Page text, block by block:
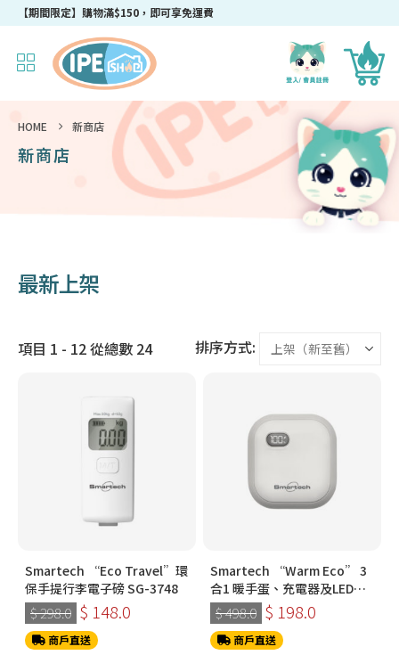
成為IPEshop會員，新會員即可獲得迎新$50購物優惠碼！
HOME 新商店
新商店
最新上架
項目 1 - 12 從總數 24 排序方式:
Smartech “Eco Travel”環
保手提行李電子磅 SG-3748
$ 298.0 $ 148.0
商戶直送
Smartech “Warm Eco” 3
合1 暖手蛋、充電器及LED燈
(SG-3999)
$ 498.0 $ 198.0
商戶直送